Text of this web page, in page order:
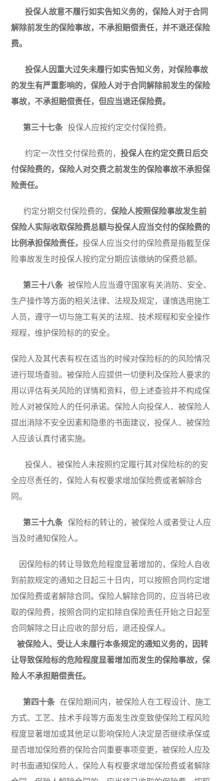
投保人故意不履行如实告知义务的，保险人对于合同
解除前发生的保险事故，不承担赔偿责任，并不退还保险
费。
投保人因重大过失未履行如实告知义务，对保险事故
的发生有严重影响的，保险人对于合同解除前发生的保险
事故，不承担赔偿责任，但应当退还保险费。
第三十七条 投保人应按约定交付保险费。
约定一次性交付保险费的，投保人在约定交费日后交
付保险费的，保险人对交费之前发生的保险事故不承担保
险责任。
约定分期交付保险费的，保险人按照保险事故发生前
保险人实际收取保险费总额与投保人应当交付的保险费的
比例承担保险责任，投保人应当交付的保险费是指截至保
险事故发生时投保人按约定分期应该缴纳的保费总额。
第三十八条 被保险人应当遵守国家有关消防、安全、
生产操作等方面的相关法律、法规及规定，谨慎选用施工
人员，遵守一切与施工有关的法规、技术规程和安全操作
规程，维护保险标的的安全。
保险人及其代表有权在适当的时候对保险标的的风险情况
进行现场查验。被保险人应提供一切便利及保险人要求的
用以评估有关风险的详情和资料，但上述查验并不构成保
险人对被保险人的任何承诺。保险人向投保人、被保险人
提出消除不安全因素和隐患的书面建议，投保人、被保险
人应该认真付诸实施。
投保人、被保险人未按照约定履行其对保险标的的安
全应尽责任的，保险人有权要求增加保险费或者解除合
同。
第三十九条
保险标的转让的，被保险人或者受让人应
当及时通知保险人。
因保险标的转让导致危险程度显著增加的，保险人自收
到前款规定的通知之日起三十日内，可以按照合同约定增
加保险费或者解除合同。保险人解除合同的，应当将已收
取的保险费，按照合同约定扣除自保险责任开始之日起至
合同解除之日止应收的部分后，退还投保人。
被保险人、受让人未履行本条规定的通知义务的，因转
让导致保险标的危险程度显著增加而发生的保险事故，保
险人不承担赔偿责任。
第四十条 在保险期间内，被保险人在工程设计、施工
方式、工艺、技术手段等方面发生改变致使保险工程风险
程度显著增加或其他足以影响保险人决定是否继续承保或
是否增加保险费的保险合同重要事项变更，被保险人应及
时书面通知保险人，保险人有权要求增加保险费或者解除